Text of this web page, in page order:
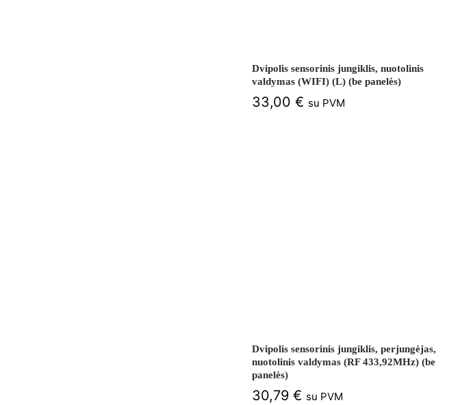
Dvipolis sensorinis jungiklis, nuotolinis
valdymas (WIFI) (L) (be panelės)
33,00 € su PVM
Dvipolis sensorinis jungiklis, perjungėjas,
nuotolinis valdymas (RF 433,92MHz) (be
panelės)
30,79 € su PVM